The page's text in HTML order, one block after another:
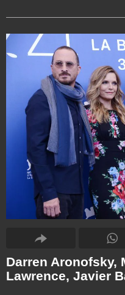
Darren Aronofsky,
Lawrence, Javier